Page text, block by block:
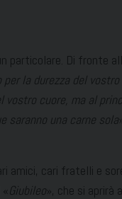
particolare. Di fronte
la durezza del vostro
cuore, ma al
saranno una carne sola
amici, cari fratelli e
Giubileo», che si aprirà